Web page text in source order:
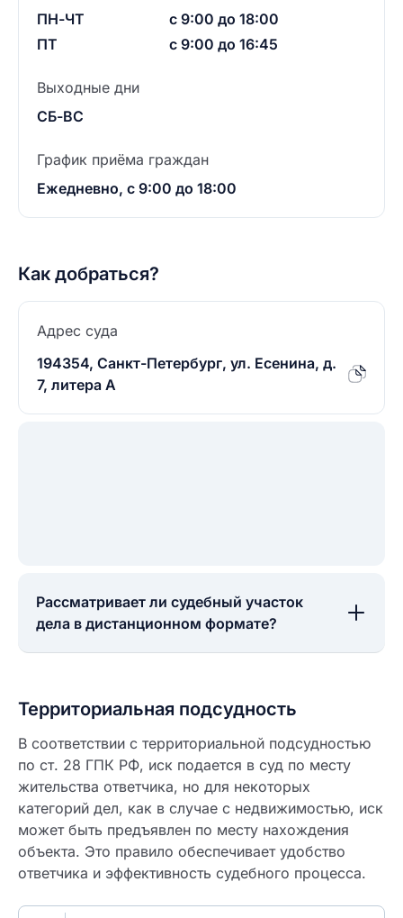
ПН-ЧТ
ПТ
с 9:00 до 18:00
с 9:00 до 16:45
Выходные дни
СБ-ВС
График приёма граждан
Ежедневно, с 9:00 до 18:00
Как добраться?
Адрес суда
194354, Санкт-Петербург, ул. Есенина, д.
7, литера А
Рассматривает ли судебный участок
дела в дистанционном формате?
Территориальная подсудность
В соответствии с территориальной подсудностью
по ст. 28 ГПК РФ, иск подается в суд по месту
жительства ответчика, но для некоторых
категорий дел, как в случае с недвижимостью, иск
может быть предъявлен по месту нахождения
объекта. Это правило обеспечивает удобство
ответчика и эффективность судебного процесса.